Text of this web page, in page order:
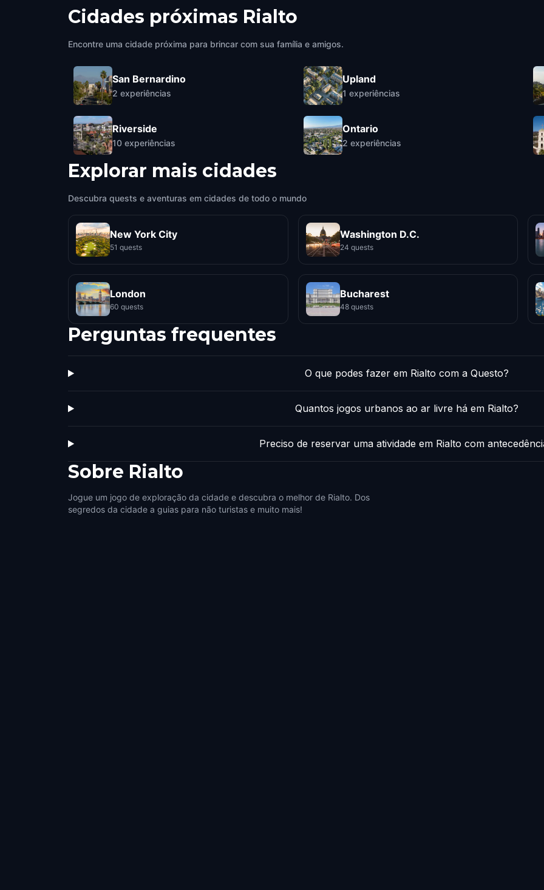
Cidades próximas Rialto
Encontre uma cidade próxima para brincar com sua família e amigos.
San Bernardino
2 experiências
Riverside
10 experiências
Upland
1 experiências
Ontario
2 experiências
Explorar mais cidades
Descubra quests e aventuras em cidades de todo o mundo
New York City
51 quests
Washington D.C.
24 quests
London
60 quests
Bucharest
48 quests
Perguntas frequentes
O que podes fazer em Rialto com a Questo?
Quantos jogos urbanos ao ar livre há em Rialto?
Preciso de reservar uma atividade em Rialto com
Sobre Rialto
Jogue um jogo de exploração da cidade e descubra o melhor de Rialto. Dos
segredos da cidade a guias para não turistas e muito mais!